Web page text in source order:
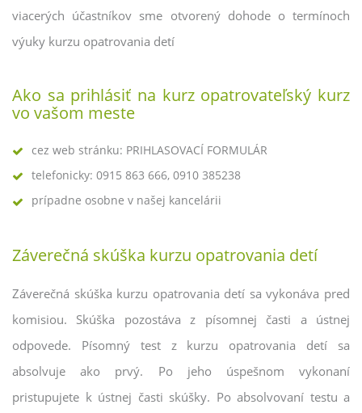
viacerých účastníkov sme otvorený dohode o termínoch
výuky kurzu opatrovania detí
Ako sa prihlásiť na kurz opatrovateľský kurz
vo vašom meste
cez web stránku: PRIHLASOVACÍ FORMULÁR
telefonicky: 0915 863 666, 0910 385238
prípadne osobne v našej kancelárii
Záverečná skúška kurzu opatrovania detí
Záverečná skúška kurzu opatrovania detí sa vykonáva pred
komisiou. Skúška pozostáva z písomnej časti a ústnej
odpovede. Písomný test z kurzu opatrovania detí sa
absolvuje ako prvý. Po jeho úspešnom vykonaní
pristupujete k ústnej časti skúšky. Po absolvovaní testu a